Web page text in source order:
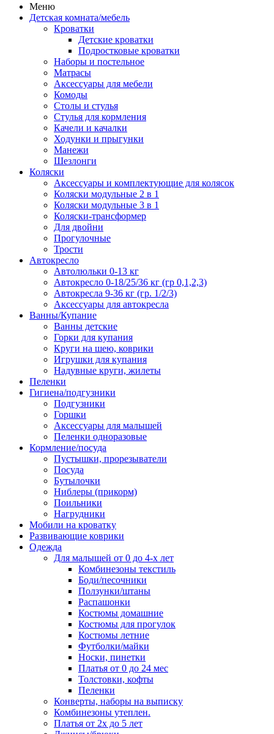
Меню
Детская комната/мебель
Кроватки
Детские кроватки
Подростковые кроватки
Наборы и постельное
Матрасы
Аксессуары для мебели
Комоды
Столы и стулья
Стулья для кормления
Качели и качалки
Ходунки и прыгунки
Манежи
Шезлонги
Коляски
Аксессуары и комплектующие для колясок
Коляски модульные 2 в 1
Коляски модульные 3 в 1
Коляски-трансформер
Для двойни
Прогулочные
Трости
Автокресло
Автолюльки 0-13 кг
Автокресло 0-18/25/36 кг (гр 0,1,2,3)
Автокресла 9-36 кг (гр. 1/2/3)
Аксессуары для автокресла
Ванны/Купание
Ванны детские
Горки для купания
Круги на шею, коврики
Игрушки для купания
Надувные круги, жилеты
Пеленки
Гигиена/подгузники
Подгузники
Горшки
Аксессуары для малышей
Пеленки одноразовые
Кормление/посуда
Пустышки, прорезыватели
Посуда
Бутылочки
Ниблеры (прикорм)
Поильники
Нагрудники
Мобили на кроватку
Развивающие коврики
Одежда
Для малышей от 0 до 4-х лет
Комбинезоны текстиль
Боди/песочники
Ползунки/штаны
Распашонки
Костюмы домашние
Костюмы для прогулок
Костюмы летние
Футболки/майки
Носки, пинетки
Платья от 0 до 24 мес
Толстовки, кофты
Пеленки
Конверты, наборы на выписку
Комбинезоны утеплен.
Платья от 2х до 5 лет